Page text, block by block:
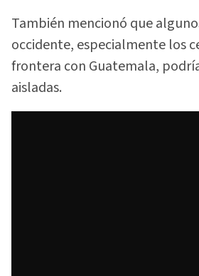
También mencionó que
occidente, especialmente los
frontera con Guatemala,
aisladas.